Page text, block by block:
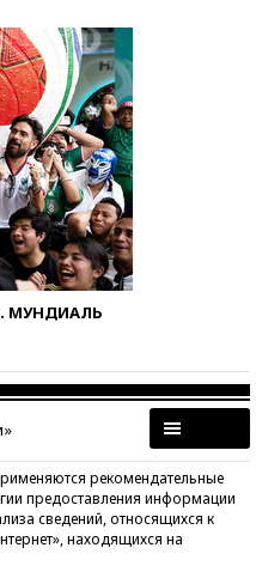
МУНДИАЛЬ
рекомендательные
предоставления информации
сведений, относящихся к
находящихся на